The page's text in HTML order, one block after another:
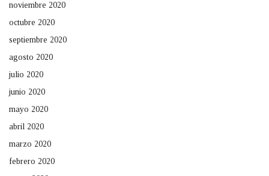
noviembre 2020
octubre 2020
septiembre 2020
agosto 2020
julio 2020
junio 2020
mayo 2020
abril 2020
marzo 2020
febrero 2020